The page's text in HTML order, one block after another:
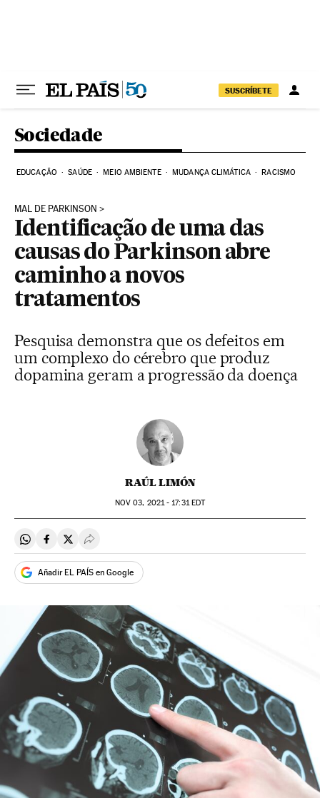
SUSCRÍBETE
Sociedade
EDUCAÇÃO SAÚDE MEIO AMBIENTE MUDANÇA CLIMÁTICA RACISMO
MAL DE PARKINSON
Identificação de uma das
causas do Parkinson abre
caminho a novos
tratamentos
Pesquisa demonstra que os defeitos em
um complexo do cérebro que produz
dopamina geram a progressão da doença
RAÚL LIMÓN
NOV 03, 2021 - 17:31EDT
Compartir en Whatsapp
Compartir en Facebook
Compartir en Twitter
Desplegar Redes Sociales
Añadir EL PAÍS en Google